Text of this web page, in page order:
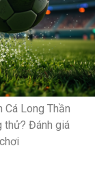
Cá Long Thần
thử? Đánh giá